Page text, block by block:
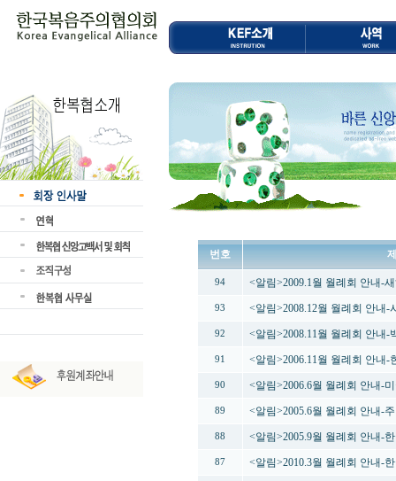
번호
94 <알림>2009.1월 월례회 안내-
93 <알림>2008.12월 월례회 안내
92 <알림>2008.11월 월례회 안내
91 <알림>2006.11월 월례회 안내-
90 <알림>2006.6월 월례회 안내-
89 <알림>2005.6월 월례회 안내-
88 <알림>2005.9월 월례회 안내-
87 <알림>2010.3월 월례회 안내-